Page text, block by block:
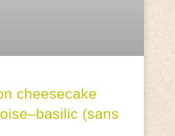
cheesecake
(sans